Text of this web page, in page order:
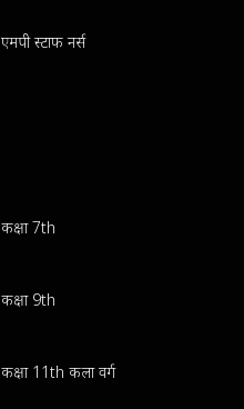
एमपी स्टाफ नर्स
कक्षा 7th
कक्षा 9th
कक्षा 11th कला वर्ग